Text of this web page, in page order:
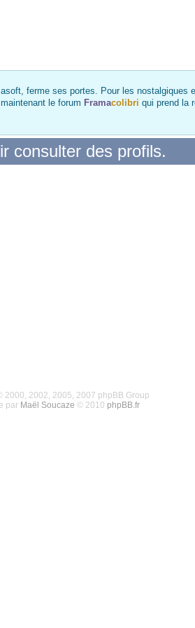
ferme ses portes. Pour les nostalgiques
le forum Framacolibri qui prend la
consulter des profils.
2002, 2005, 2007 phpBB Group
par Maël Soucaze © 2010 phpBB.fr